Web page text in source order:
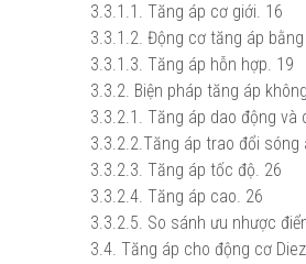
3.3.1.1. Tăng áp cơ giới. 16
3.3.1.2. Động cơ tăng áp
3.3.1.3. Tăng áp hỗn hợp. 19
3.3.2. Biện pháp tăng áp
3.3.2.1. Tăng áp dao động và
3.3.2.2.Tăng áp trao đổi sóng
3.3.2.3. Tăng áp tốc độ. 26
3.3.2.4. Tăng áp cao. 26
3.3.2.5. So sánh ưu nhược
3.4. Tăng áp cho động cơ